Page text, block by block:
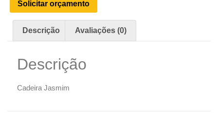
Solicitar orçamento
Descrição Avaliações (0)
Descrição
Cadeira Jasmim